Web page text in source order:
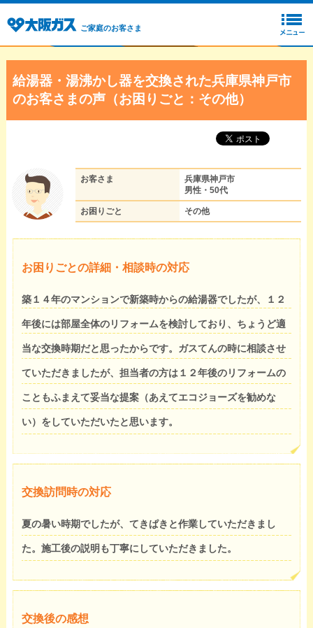
ご家庭のお客さま
給湯器・湯沸かし器を交換された兵庫県神戸市
のお客さまの声（お困りごと：その他）
お客さま
兵庫県神戸市
男性・50代
お困りごと その他
お困りごとの詳細・相談時の対応
築１４年のマンションで新築時からの給湯器でしたが、１２
年後には部屋全体のリフォームを検討しており、ちょうど適
当な交換時期だと思ったからです。ガスてんの時に相談させ
ていただきましたが、担当者の方は１２年後のリフォームの
こともふまえて妥当な提案（あえてエコジョーズを勧めな
い）をしていただいたと思います。
交換訪問時の対応
夏の暑い時期でしたが、てきぱきと作業していただきまし
た。施工後の説明も丁寧にしていただきました。
交換後の感想